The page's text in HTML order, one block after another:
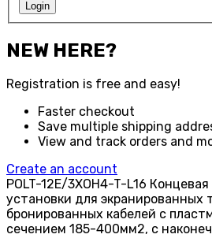
Login
NEW HERE?
Registration is free and easy!
Faster checkout
Save multiple shipping
View and track orders and
Create an account
POLT-12E/3XOH4-T-L16
установки для экранированных
бронированных кабелей с
сечением 185-400мм2, с